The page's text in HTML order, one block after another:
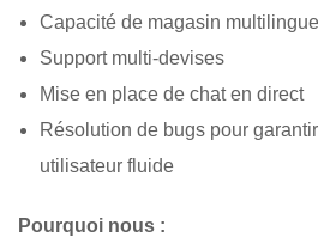
Capacité de magasin multilingue
Support multi-devises
Mise en place de chat en direct
Résolution de bugs pour
utilisateur fluide
Pourquoi nous :